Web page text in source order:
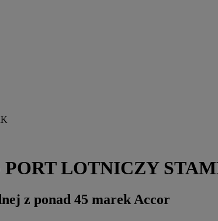
PORT LOTNICZY
z ponad 45 marek Accor